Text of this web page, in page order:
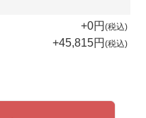
+0 税込
+45,815 税込